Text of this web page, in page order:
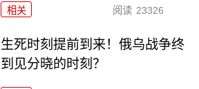
相关 阅读 23326
生死时刻提前到来！俄乌战争终
到见分晓的时刻？